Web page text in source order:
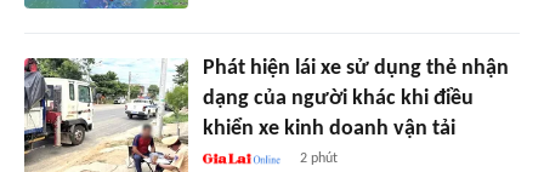
Phát hiện lái xe sử dụng thẻ nhận
dạng của người khác khi điều
khiển xe kinh doanh vận tải
2 phút